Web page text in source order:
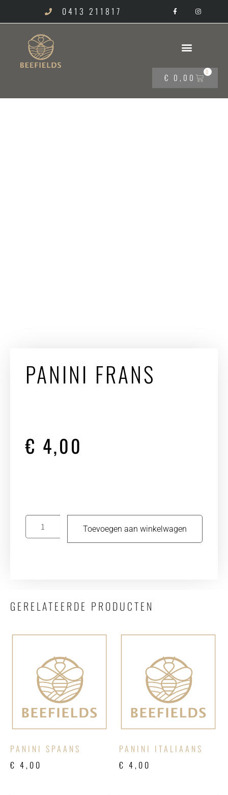
0413 211817
€ 0,00
0
PANINI FRANS
€ 4,00
Toevoegen aan winkelwagen
GERELATEERDE PRODUCTEN
PANINI SPAANS
€ 4,00
PANINI ITALIAANS
€ 4,00